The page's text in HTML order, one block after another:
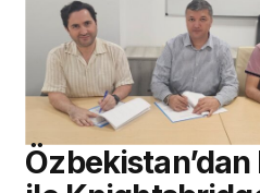
Özbekistan’dan